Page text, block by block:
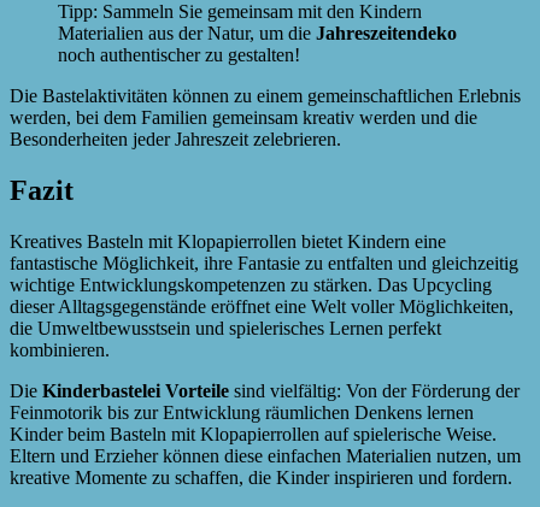
Tipp: Sammeln Sie gemeinsam mit den Kindern
Materialien aus der Natur, um die Jahreszeitendeko
noch authentischer zu gestalten!
Die Bastelaktivitäten können zu einem gemeinschaftlichen Erlebnis
werden, bei dem Familien gemeinsam kreativ werden und die
Besonderheiten jeder Jahreszeit zelebrieren.
Fazit
Kreatives Basteln mit Klopapierrollen bietet Kindern eine
fantastische Möglichkeit, ihre Fantasie zu entfalten und gleichzeitig
wichtige Entwicklungskompetenzen zu stärken. Das Upcycling
dieser Alltagsgegenstände eröffnet eine Welt voller Möglichkeiten,
die Umweltbewusstsein und spielerisches Lernen perfekt
kombinieren.
Die Kinderbastelei Vorteile sind vielfältig: Von der Förderung der
Feinmotorik bis zur Entwicklung räumlichen Denkens lernen
Kinder beim Basteln mit Klopapierrollen auf spielerische Weise.
Eltern und Erzieher können diese einfachen Materialien nutzen, um
kreative Momente zu schaffen, die Kinder inspirieren und fordern.